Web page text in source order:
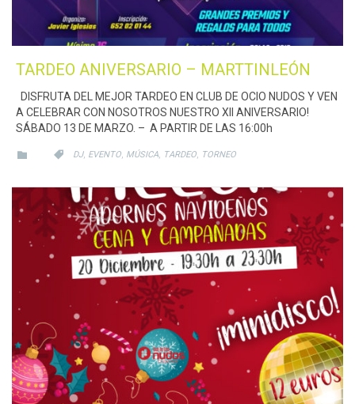
TARDEO ANIVERSARIO – MARTTINLEÓN
DISFRUTA DEL MEJOR TARDEO EN CLUB DE OCIO NUDOS Y VEN
A CELEBRAR CON NOSOTROS NUESTRO XII ANIVERSARIO!
SÁBADO 13 DE MARZO. – A PARTIR DE LAS 16:00h
 CATEGORY
 CATEGORY
DJ, EVENTO, MÚSICA, TARDEO, TORNEO